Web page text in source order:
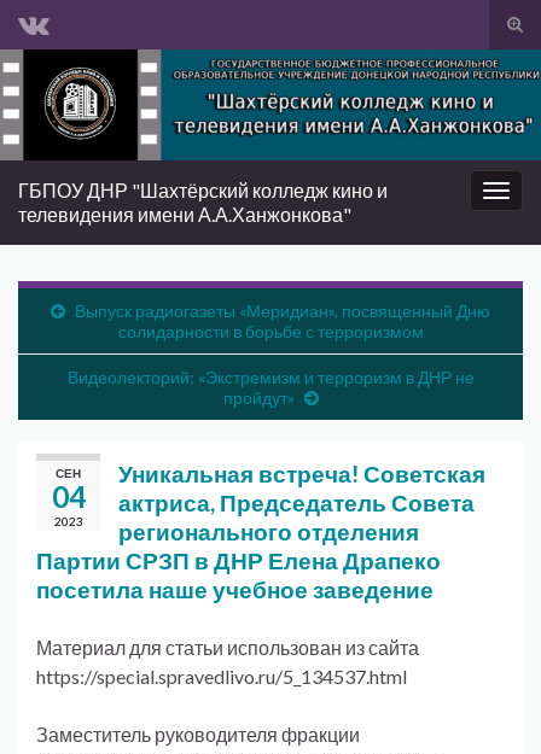
Вкл/
Search for:
Вкл/
ГБПОУ ДНР "Шахтёрский колледж кино и
телевидения имени А.А.Ханжонкова"
Выпуск радиогазеты «Меридиан», посвященный Дню
солидарности в борьбе с терроризмом
Видеолекторий: «Экстремизм и терроризм в ДНР не
пройдут»
СЕН
04
2023
Уникальная встреча! Советская
актриса, Председатель Совета
регионального отделения
Партии СРЗП в ДНР Елена Драпеко
посетила наше учебное заведение
Материал для статьи использован из сайта
https://special.spravedlivo.ru/5_134537.html
Заместитель руководителя фракции